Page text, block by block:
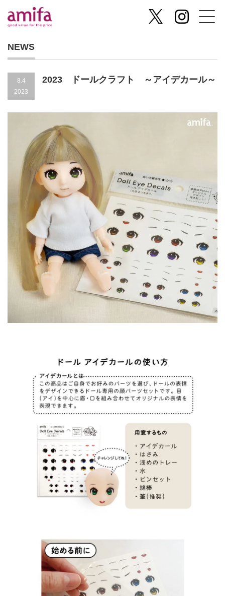
NEWS
8.4
2023
2023 ドールクラフト ～アイデカール～